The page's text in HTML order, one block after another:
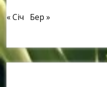
« Січ Бер »